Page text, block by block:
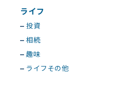
ライフ
投資
相続
趣味
ライフその他